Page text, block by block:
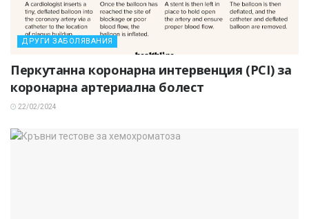
ДРУГИ ЗАБОЛЯВАНИЯ
Перкутанна коронарна интервенция (PCI) за
коронарна артериална болест
22/02/2024